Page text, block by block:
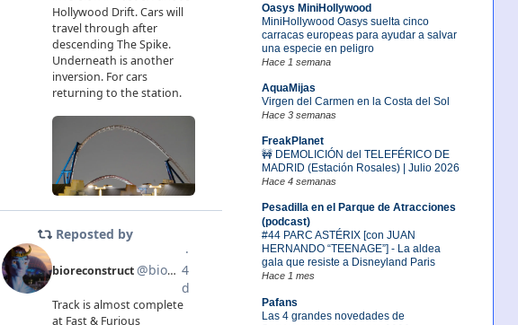
Oasys MiniHollywood
MiniHollywood Oasys suelta cinco
carracas europeas para ayudar a salvar
una especie en peligro
Hace 1 semana
AquaMijas
Virgen del Carmen en la Costa del Sol
Hace 3 semanas
FreakPlanet
🚧 DEMOLICIÓN del TELEFÉRICO DE
MADRID (Estación Rosales) | Julio 2026
Hace 4 semanas
Pesadilla en el Parque de Atracciones
(podcast)
#44 PARC ASTÉRIX [con JUAN
HERNANDO “TEENAGE”] - La aldea
gala que resiste a Disneyland Paris
Hace 1 mes
Pafans
Las 4 grandes novedades de